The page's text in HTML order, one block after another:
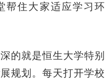
帮住大家适应学习环
就是恒生大学特别
规划。每天打开学校